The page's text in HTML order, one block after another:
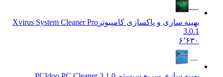
بهینه سازی و پاکسازی کامپیوترXvirus System Cleaner Pro